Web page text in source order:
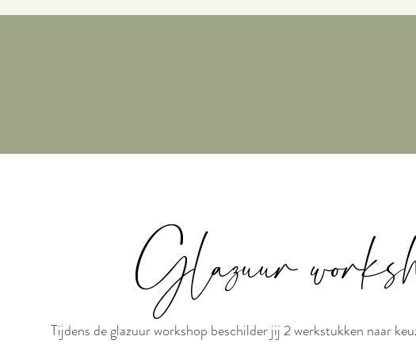
Glazuur
Tijdens de glazuur workshop beschilder jij 2 werkstukken naar